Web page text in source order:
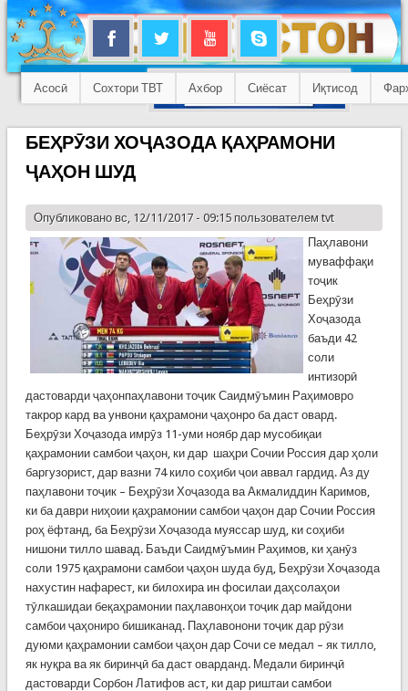
Асосӣ Сохтори ТВТ Ахбор Сиёсат Иқтисод
БЕҲРӮЗИ ХОҶАЗОДА ҚАҲРАМОНИ
ҶАҲОН ШУД
Опубликовано вс, 12/11/2017 - 09:15 пользователем tvt
Паҳлавони
муваффақи
тоҷик
Беҳрӯзи
Хоҷазода
баъди 42
соли
интизорӣ
дастоварди ҷаҳонпаҳлавони тоҷик Саидмӯъмин Раҳимовро
такрор кард ва унвони қаҳрамони ҷаҳонро ба даст овард.
Беҳрӯзи Хоҷазода имрӯз 11-уми ноябр дар мусобиқаи
қаҳрамонии самбои ҷаҳон, ки дар шаҳри Сочии Россия дар ҳоли
баргузорист, дар вазни 74 кило соҳиби ҷои аввал гардид. Аз ду
паҳлавони тоҷик – Беҳрӯзи Хоҷазода ва Акмалиддин Каримов,
ки ба даври ниҳоии қаҳрамонии самбои ҷаҳон дар Сочии Россия
роҳ ёфтанд, ба Беҳрӯзи Хоҷазода муяссар шуд, ки соҳиби
нишони тилло шавад. Баъди Саидмӯъмин Раҳимов, ки ҳанӯз
соли 1975 қаҳрамони самбои ҷаҳон шуда буд, Беҳрӯзи Хоҷазода
нахустин нафарест, ки билохира ин фосилаи даҳсолаҳои
тӯлкашидаи беқаҳрамонии паҳлавонҳои тоҷик дар майдони
самбои ҷаҳониро бишиканад. Паҳлавонони тоҷик дар рӯзи
дуюми қаҳрамонии самбои ҷаҳон дар Сочи се медал – як тилло,
як нуқра ва як биринҷӣ ба даст оварданд. Медали биринҷӣ
дастоварди Сорбон Латифов аст, ки дар риштаи самбои